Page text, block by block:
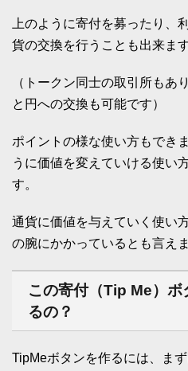
上のように寄付を募ったり、
貨の交換を行うことも出来ます
（トークン同士の取引所もあ
と円への交換も可能です）
ポイントの様な使い方もでき
うに価値を変えていける使い
す。
通貨に価値を与えていく使い
の腕にかかっているとも言えま
この寄付（Tip Me）
るの？
TipMeボタンを作るには、ま